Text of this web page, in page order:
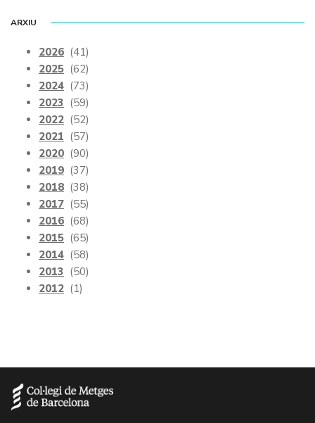
ARXIU
2026 (41)
2025 (62)
2024 (73)
2023 (59)
2022 (52)
2021 (57)
2020 (90)
2019 (37)
2018 (38)
2017 (55)
2016 (68)
2015 (65)
2014 (58)
2013 (50)
2012 (1)